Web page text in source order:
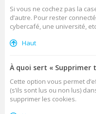
Si vous ne cochez pas la
d’autre. Pour rester
cybercafé, une université,
Haut
À quoi sert « Supprimer
Cette option vous permet
(s’ils sont lus ou non lus)
supprimer les cookies.